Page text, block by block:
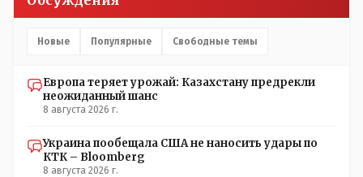
Новые Популярные Свободные темы
Европа теряет урожай: Казахстану предрекли
неожиданный шанс
8 августа 2026 г.
Украина пообещала США не наносить удары по
КТК – Bloomberg
8 августа 2026 г.